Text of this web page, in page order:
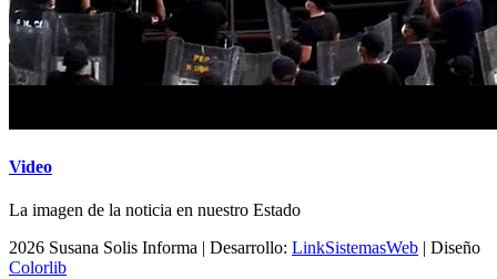
Video
La imagen de la noticia en nuestro Estado
2026 Susana Solis Informa | Desarrollo: LinkSistemasWeb | Diseño
Colorlib